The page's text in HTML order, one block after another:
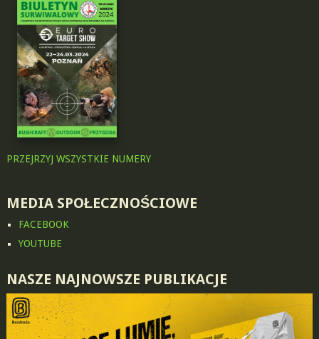
PRZEJRZYJ WSZYSTKIE NUMERY
MEDIA SPOŁECZNOŚCIOWE
FACEBOOK
YOUTUBE
NASZE NAJNOWSZE PUBLIKACJE